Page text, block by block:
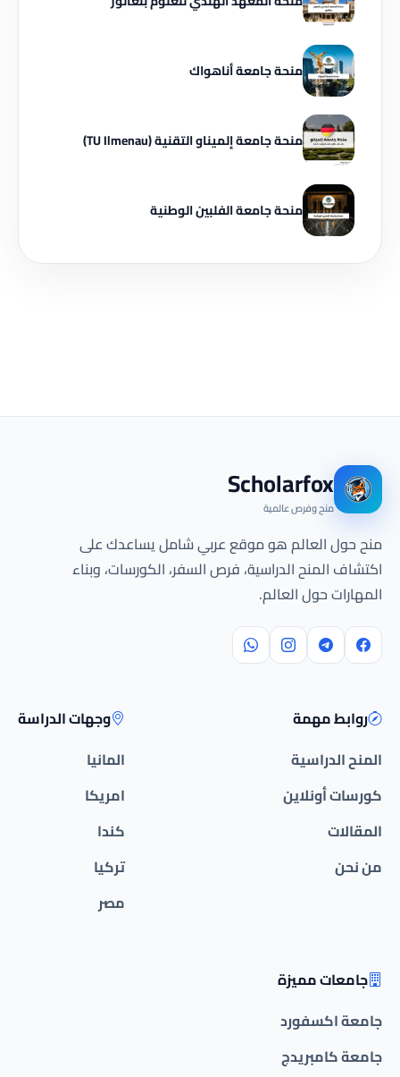
منحة جامعة أناهواك
منحة جامعة إلميناو التقنية (TU Ilmenau)
منحة جامعة الفلبين الوطنية
Scholarfox
منح وفرص عالمية
منح حول العالم هو موقع عربي شامل يساعدك على
اكتشاف المنح الدراسية، فرص السفر، الكورسات، وبناء
المهارات حول العالم.
روابط مهمة
المنح الدراسية
كورسات أونلاين
المقالات
من نحن
وجهات الدراسة
المانيا
امريكا
كندا
تركيا
مصر
جامعات مميزة
جامعة اكسفورد
جامعة كامبريدج